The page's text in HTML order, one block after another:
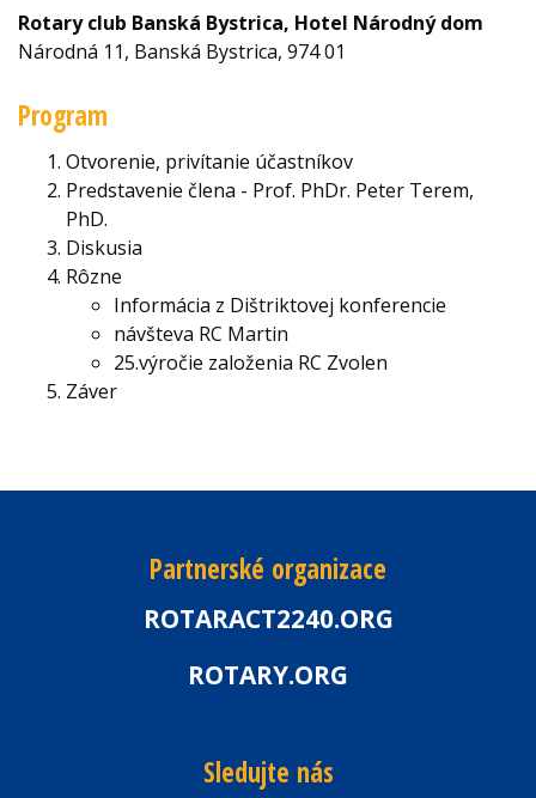
Rotary club Banská Bystrica, Hotel Národný dom
Národná 11, Banská Bystrica, 974 01
Program
Otvorenie, privítanie účastníkov
Predstavenie člena - Prof. PhDr. Peter Terem,
PhD.
Diskusia
Rôzne
Informácia z Dištriktovej konferencie
návšteva RC Martin
25.výročie založenia RC Zvolen
Záver
Partnerské organizace
ROTARACT2240.ORG
ROTARY.ORG
Sledujte nás